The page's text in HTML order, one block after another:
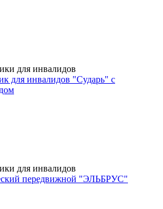
для инвалидов
для инвалидов "Сударь" с
для инвалидов
передвижной "ЭЛЬБРУС"